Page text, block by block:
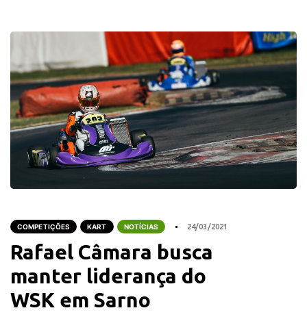
COMPETIÇÕES KART NOTÍCIAS 24/03/2021
Rafael Câmara busca
manter liderança do
WSK em Sarno